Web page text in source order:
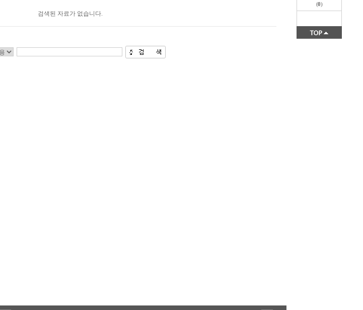
검색된 자료가 없습니다.
(0)